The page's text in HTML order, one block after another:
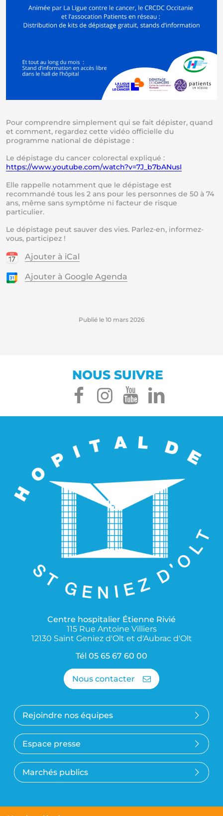
Pour comprendre simplement qui se fait dépister, quand
et comment, regardez cette vidéo officielle du
programme national de dépistage :
Le dépistage du cancer colorectal expliqué :
https://www.youtube.com/watch?v=7J_b7bANusI
Elle rappelle notamment que le dépistage est
recommandé tous les 2 ans pour les personnes de 50 à 74
ans, même sans symptôme ni facteur de risque
particulier.
Le dépistage peut sauver des vies. Parlez-en, informez-
vous, participez !
Ajouter à iCal
Ajouter à Google Agenda
Publié le 10 mars 2026
NOUS SUIVRE
facebook
instagram
youtube
Centre hospitalier Étienne Rivié
115 Rue Antoine Villiers
12130 Saint Geniez d'Olt et d'Aubrac d'Olt
Tél 05 65 67 60 00
Nous contacter
Rejoindre nos équipes
Espace presse
Marchés publics